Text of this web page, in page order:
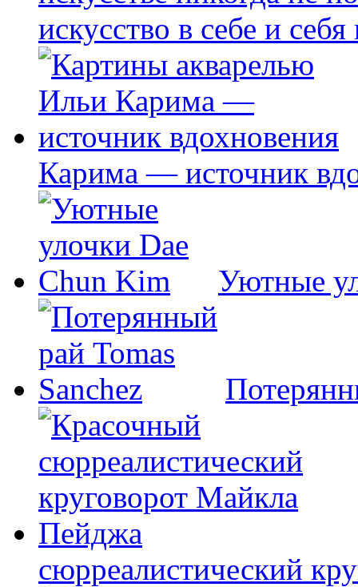
искусство в себе и
Карима — источник
Уютные
сюрреалистический